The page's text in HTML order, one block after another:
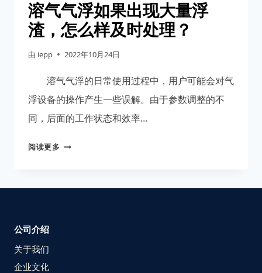
溶气气浮如果出现大量浮
渣，怎么样及时处理？
由 iepp 2022年10月24日
溶气气浮的日常使用过程中，用户可能会对气
浮设备的操作产生一些误解。由于参数调整的不
同，后面的工作状态和效率…
阅读更多
公司介绍
关于我们
企业文化